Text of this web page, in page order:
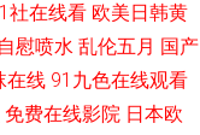
社在线看 欧美日韩黄
慰喷水 乱伦五月 国产
在线 91九色在线观看
免费在线影院 日本欧